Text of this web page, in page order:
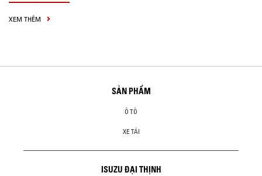
XEM THÊM
SẢN PHẨM
Ô TÔ
XE TẢI
ISUZU ĐẠI THỊNH